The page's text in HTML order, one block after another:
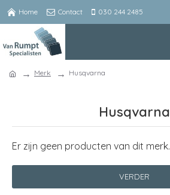
Home Contact 030 244 2485
Merk Husqvarna
Husqvarna
Er zijn geen producten van dit merk.
VERDER